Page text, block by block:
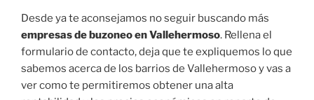
Desde ya te aconsejamos no seguir buscando más
empresas de buzoneo en Vallehermoso. Rellena el
formulario de contacto, deja que te expliquemos lo que
sabemos acerca de los barrios de Vallehermoso y vas a
ver como te permitiremos obtener una alta